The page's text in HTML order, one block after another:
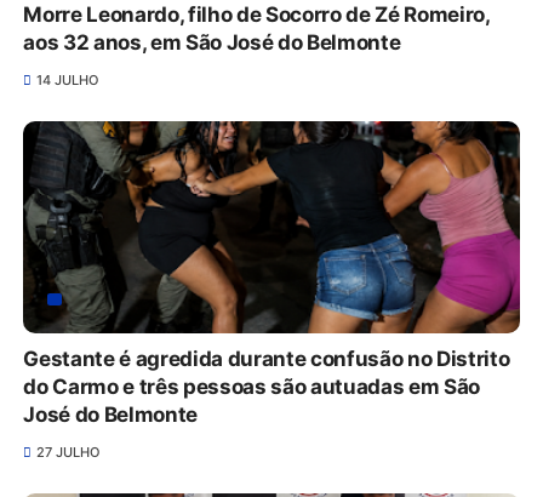
Morre Leonardo, filho de Socorro de Zé Romeiro,
aos 32 anos, em São José do Belmonte
14 JULHO
Gestante é agredida durante confusão no Distrito
do Carmo e três pessoas são autuadas em São
José do Belmonte
27 JULHO